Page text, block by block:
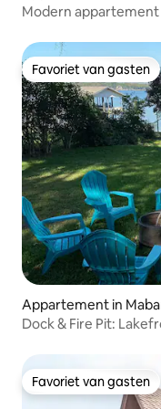
Modern appartement
Favoriet van gasten
Favoriet van gasten
Appartement in
Dock & Fire Pit:
Favoriet van gasten
Favoriet van gasten